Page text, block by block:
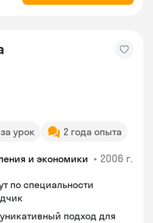
урок 2 года опыта
и экономики • 2006 г.
по специальности
подход для